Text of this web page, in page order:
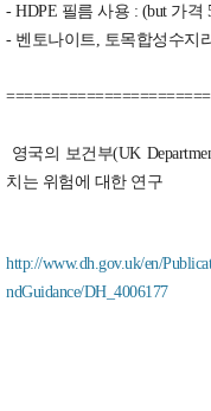
- HDPE 필름 사용 : (but 가격
- 벤토나이트, 토목합성수지
영국의 보건부(UK
치는 위험에 대한 연구
http://www.dh.gov.uk/en/
ndGuidance/DH_4006177